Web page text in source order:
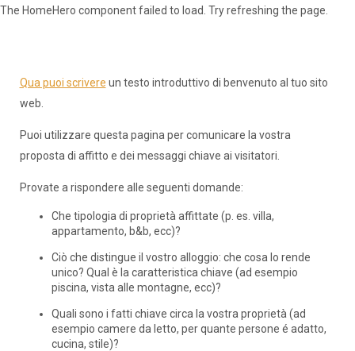
The HomeHero component failed to load. Try refreshing the page.
Qua puoi scrivere un testo introduttivo di benvenuto al tuo sito
web.
Puoi utilizzare questa pagina per comunicare la vostra
proposta di affitto e dei messaggi chiave ai visitatori.
Provate a rispondere alle seguenti domande:
Che tipologia di proprietà affittate (p. es. villa,
appartamento, b&b, ecc)?
Ciò che distingue il vostro alloggio: che cosa lo rende
unico? Qual è la caratteristica chiave (ad esempio
piscina, vista alle montagne, ecc)?
Quali sono i fatti chiave circa la vostra proprietà (ad
esempio camere da letto, per quante persone é adatto,
cucina, stile)?